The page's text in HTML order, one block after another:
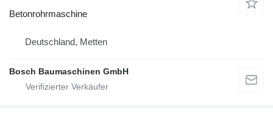
Betonrohrmaschine
Deutschland, Metten
Bosch Baumaschinen GmbH